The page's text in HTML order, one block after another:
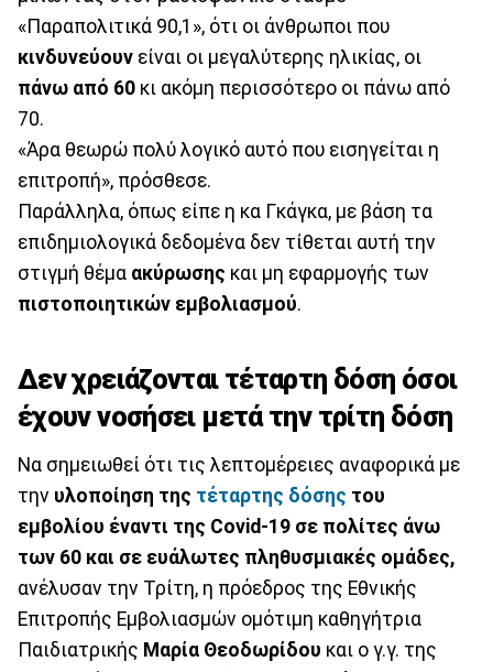
«Παραπολιτικά 90,1», ότι οι άνθρωποι που
κινδυνεύουν είναι οι μεγαλύτερης ηλικίας, οι
πάνω από 60 κι ακόμη περισσότερο οι πάνω από
70.
«Άρα θεωρώ πολύ λογικό αυτό που εισηγείται η
επιτροπή», πρόσθεσε.
Παράλληλα, όπως είπε η κα Γκάγκα, με βάση τα
επιδημιολογικά δεδομένα δεν τίθεται αυτή την
στιγμή θέμα ακύρωσης και μη εφαρμογής των
πιστοποιητικών εμβολιασμού.
Δεν χρειάζονται τέταρτη δόση όσοι
έχουν νοσήσει μετά την τρίτη δόση
Να σημειωθεί ότι τις λεπτομέρειες αναφορικά με
την υλοποίηση της τέταρτης δόσης του
εμβολίου έναντι της Covid-19 σε πολίτες άνω
των 60 και σε ευάλωτες πληθυσμιακές ομάδες,
ανέλυσαν την Τρίτη, η πρόεδρος της Εθνικής
Επιτροπής Εμβολιασμών ομότιμη καθηγήτρια
Παιδιατρικής Μαρία Θεοδωρίδου και ο γ.γ. της